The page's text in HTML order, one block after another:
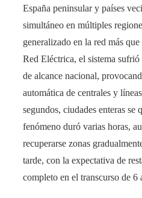
España peninsular y países
simultáneo en múltiples
generalizado en la red más
Red Eléctrica, el sistema
de alcance nacional,
automática de centrales y
segundos, ciudades enteras
fenómeno duró varias horas,
recuperarse zonas
tarde, con la expectativa de
completo en el transcurso de 6